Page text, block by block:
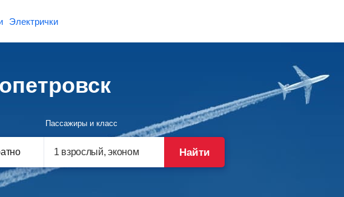
Электрички
Пассажиры и класс
Найти